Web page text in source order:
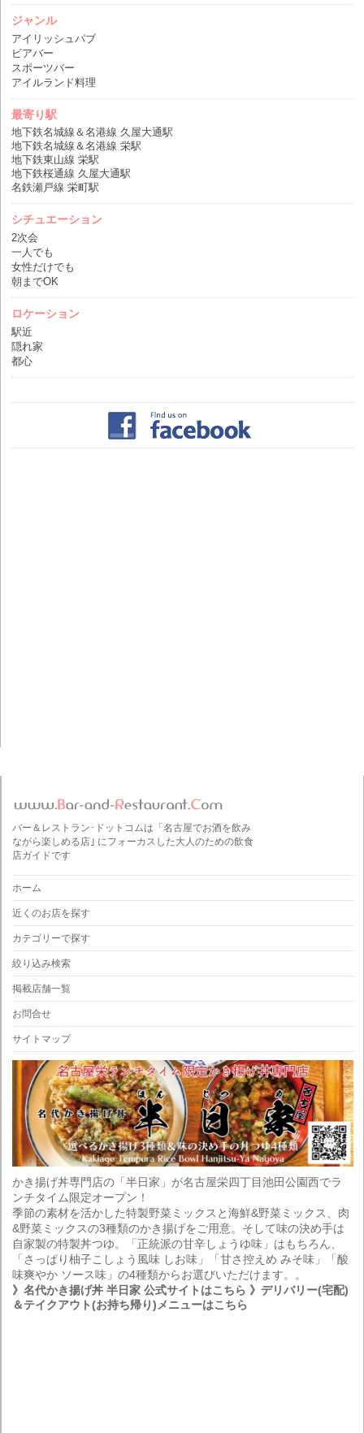
ジャンル
アイリッシュパブ
ビアバー
スポーツバー
アイルランド料理
最寄り駅
地下鉄名城線＆名港線 久屋大通駅
地下鉄名城線＆名港線 栄駅
地下鉄東山線 栄駅
地下鉄桜通線 久屋大通駅
名鉄瀬戸線 栄町駅
シチュエーション
2次会
一人でも
女性だけでも
朝までOK
ロケーション
駅近
隠れ家
都心
バー＆レストラン･ドットコムは「名古屋でお酒を飲み
ながら楽しめる店｣ にフォーカスした大人のための飲食
店ガイドです
ホーム
近くのお店を探す
カテゴリーで探す
絞り込み検索
掲載店舗一覧
お問合せ
サイトマップ
かき揚げ丼専門店の「半日家」が名古屋栄四丁目池田公園西でラ
ンチタイム限定オープン！
季節の素材を活かした特製野菜ミックスと海鮮&野菜ミックス、肉
&野菜ミックスの3種類のかき揚げをご用意。そして味の決め手は
自家製の特製丼つゆ。「正統派の甘辛しょうゆ味」はもちろん、
「さっぱり柚子こしょう風味 しお味」「甘さ控えめ みそ味」「酸
味爽やか ソース味」の4種類からお選びいただけます。。
》名代かき揚げ丼 半日家 公式サイトはこちら 》デリバリー(宅配)
＆テイクアウト(お持ち帰り)メニューはこちら